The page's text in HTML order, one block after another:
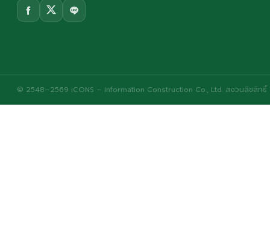
© 2548–2569 iCONS – Information Construction Co., Ltd. สงวนลิขสิทธิ์